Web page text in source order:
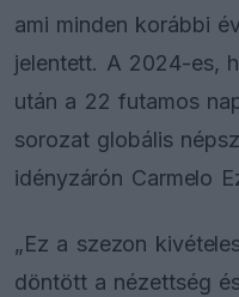
ami minden korábbi
jelentett. A 2024-es,
után a 22 futamos
sorozat globális
idényzárón Carmelo
„Ez a szezon
döntött a nézettség